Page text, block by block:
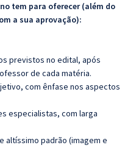
tem para oferecer (além do
a sua aprovação):
previstos no edital, após
de cada matéria.
com ênfase nos aspectos
especialistas, com larga
altíssimo padrão (imagem e